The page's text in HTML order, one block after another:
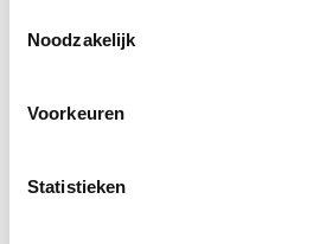
Noodzakelijk
Voorkeuren
Statistieken
Zorg thuis Soest - Soesterberg
Zorg thuis Soest - West-Zuid
Zorg thuis Driebergen